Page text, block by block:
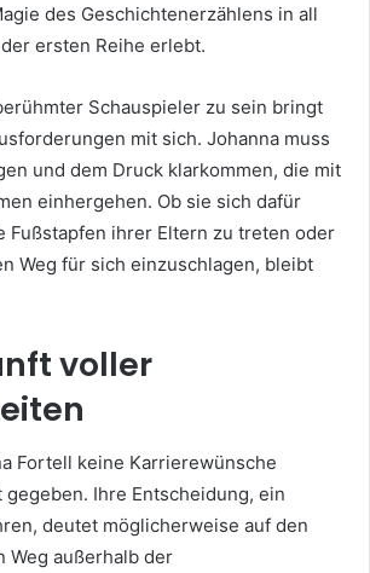
des Geschichtenerzählens in all
ersten Reihe erlebt.
Schauspieler zu sein bringt
mit sich. Johanna muss
und dem Druck klarkommen, die mit
einhergehen. Ob sie sich dafür
Fußstapfen ihrer Eltern zu treten oder
Weg für sich einzuschlagen, bleibt
voller
Fortell keine Karrierewünsche
Ihre Entscheidung, ein
deutet möglicherweise auf den
Weg außerhalb der